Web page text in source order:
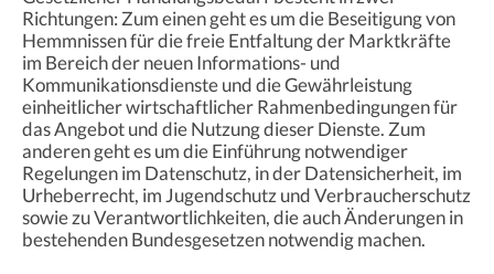
Richtungen: Zum einen geht es um die Beseitigung von
Hemmnissen für die freie Entfaltung der Marktkräfte
im Bereich der neuen Informations- und
Kommunikationsdienste und die Gewährleistung
einheitlicher wirtschaftlicher Rahmenbedingungen für
das Angebot und die Nutzung dieser Dienste. Zum
anderen geht es um die Einführung notwendiger
Regelungen im Datenschutz, in der Datensicherheit, im
Urheberrecht, im Jugendschutz und Verbraucherschutz
sowie zu Verantwortlichkeiten, die auch Änderungen in
bestehenden Bundesgesetzen notwendig machen.